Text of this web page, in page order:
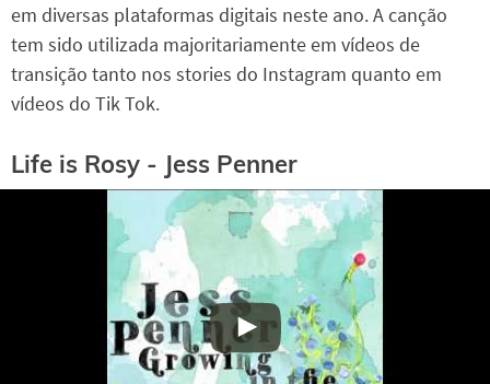
em diversas plataformas digitais neste ano. A canção
tem sido utilizada majoritariamente em vídeos de
transição tanto nos stories do Instagram quanto em
vídeos do Tik Tok.
Life is Rosy - Jess Penner